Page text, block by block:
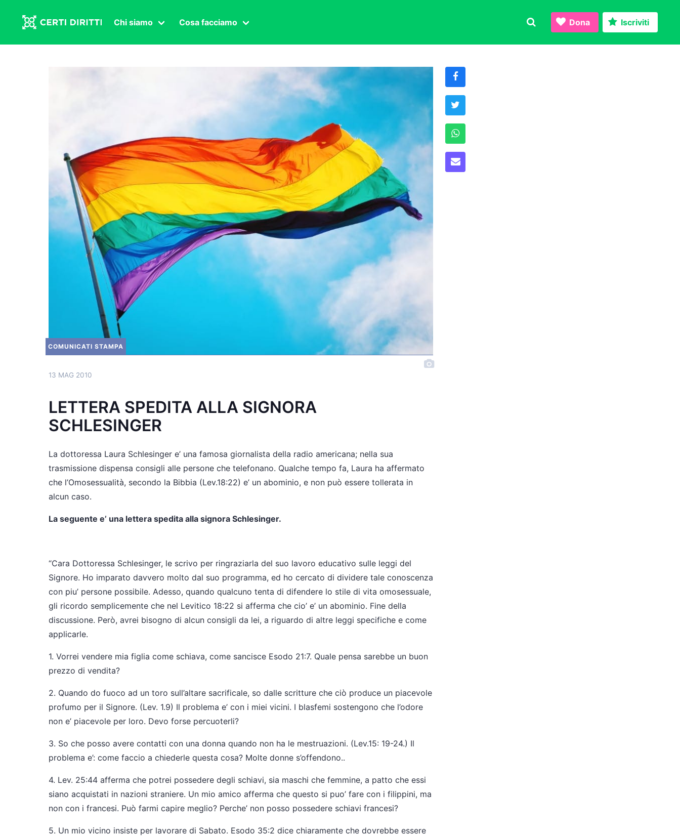
Chi siamo Cosa facciamo
Transnazionale
Politica
Fuor di Pagina
Dona Iscriviti
COMUNICATI STAMPA
13 MAG 2010
LETTERA SPEDITA ALLA SIGNORA
SCHLESINGER
La dottoressa Laura Schlesinger e’ una famosa giornalista della radio americana; nella sua
trasmissione dispensa consigli alle persone che telefonano. Qualche tempo fa, Laura ha affermato
che l’Omosessualità, secondo la Bibbia (Lev.18:22) e’ un abominio, e non può essere tollerata in
alcun caso.
La seguente e’ una lettera spedita alla signora Schlesinger.
“Cara Dottoressa Schlesinger, le scrivo per ringraziarla del suo lavoro educativo sulle leggi del
Signore. Ho imparato davvero molto dal suo programma, ed ho cercato di dividere tale conoscenza
con piu’ persone possibile. Adesso, quando qualcuno tenta di difendere lo stile di vita omosessuale,
gli ricordo semplicemente che nel Levitico 18:22 si afferma che cio’ e’ un abominio. Fine della
discussione. Però, avrei bisogno di alcun consigli da lei, a riguardo di altre leggi specifiche e come
applicarle.
1. Vorrei vendere mia figlia come schiava, come sancisce Esodo 21:7. Quale pensa sarebbe un buon
prezzo di vendita?
2. Quando do fuoco ad un toro sull’altare sacrificale, so dalle scritture che ciò produce un piacevole
profumo per il Signore. (Lev. 1.9) Il problema e’ con i miei vicini. I blasfemi sostengono che l’odore
non e’ piacevole per loro. Devo forse percuoterli?
3. So che posso avere contatti con una donna quando non ha le mestruazioni. (Lev.15: 19-24.) Il
problema e’: come faccio a chiederle questa cosa? Molte donne s’offendono..
4. Lev. 25:44 afferma che potrei possedere degli schiavi, sia maschi che femmine, a patto che essi
siano acquistati in nazioni straniere. Un mio amico afferma che questo si puo’ fare con i filippini, ma
non con i francesi. Può farmi capire meglio? Perche’ non posso possedere schiavi francesi?
5. Un mio vicino insiste per lavorare di Sabato. Esodo 35:2 dice chiaramente che dovrebbe essere